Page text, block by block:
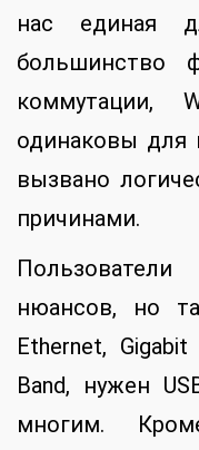
нас единая
большинство
коммутации,
одинаковы для
вызвано
причинами.
нюансов, но
Ethernet,
Band, нужен
многим.